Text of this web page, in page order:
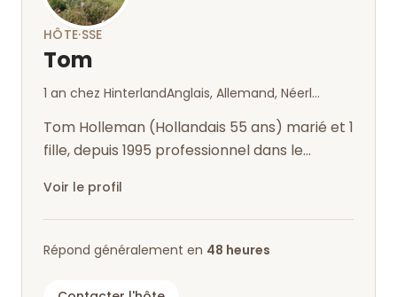
HÔTE·SSE
Tom
1 an chez Hinterland Anglais, Allemand, Néerlandais
Tom Holleman (Hollandais 55 ans) marié et 1
fille, depuis 1995 professionnel dans le
Voir le profil
Répond généralement en 48 heures